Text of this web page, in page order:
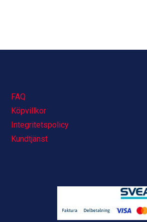
FAQ
Köpvillkor
Integritetspolicy
Kundtjänst